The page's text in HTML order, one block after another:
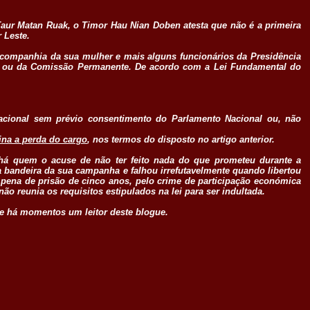
Matan Ruak, o Timor Hau Nian Doben atesta que não é a primeira
Leste.
da sua mulher e mais alguns funcionários da Presidência
da Comissão Permanente. De acordo com a Lei Fundamental do
sem prévio consentimento do Parlamento Nacional ou, não
a perda do cargo, nos termos do disposto no artigo anterior.
quem o acuse de não ter feito nada do que prometeu durante a
da sua campanha e falhou irrefutavelmente quando libertou
de prisão de cinco anos, pelo crime de participação económica
reunia os requisitos estipulados na lei para ser indultada.
há momentos um leitor deste blogue.